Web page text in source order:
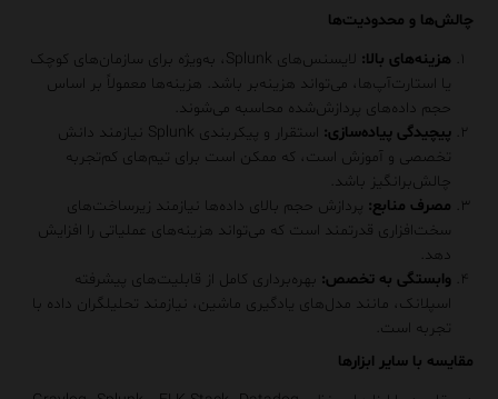
چالش‌ها و محدودیت‌ها
هزینه‌های بالا:
لایسنس‌های Splunk، به‌ویژه برای سازمان‌های کوچک
یا استارت‌آپ‌ها، می‌تواند هزینه‌بر باشد. هزینه‌ها معمولاً بر اساس
حجم داده‌های پردازش‌شده محاسبه می‌شوند.
پیچیدگی پیاده‌سازی:
استقرار و پیکربندی Splunk نیازمند دانش
تخصصی و آموزش است، که ممکن است برای تیم‌های کم‌تجربه
چالش‌برانگیز باشد.
مصرف منابع: پردازش حجم بالای داده‌ها نیازمند زیرساخت‌های
سخت‌افزاری قدرتمند است که می‌تواند هزینه‌های عملیاتی را افزایش
دهد.
وابستگی به تخصص: بهره‌برداری کامل از قابلیت‌های پیشرفته
اسپلانک، مانند مدل‌های یادگیری ماشین، نیازمند تحلیلگران داده با
تجربه است.
مقایسه با سایر ابزارها